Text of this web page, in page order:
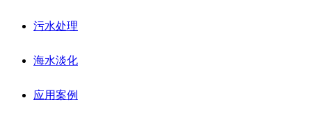
污水处理
海水淡化
应用案例